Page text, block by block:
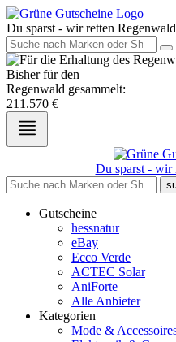
Du sparst - wir retten
Bisher für den
Regenwald gesammelt:
211.570 €
Du sparst - wir
Gutscheine
hessnatur
eBay
Ecco Verde
ACTEC Solar
AniForte
Alle Anbieter
Kategorien
Mode &